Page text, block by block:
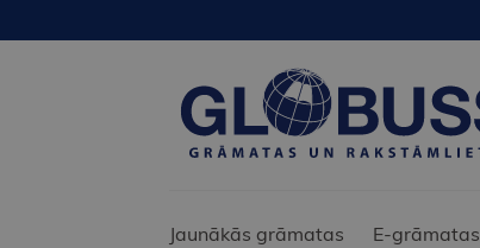
Jaunākās grāmatas E-grāmatas